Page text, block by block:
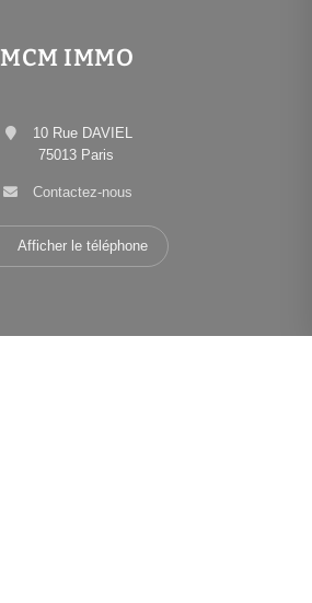
MCM IMMO
10 Rue DAVIEL
75013 Paris
Contactez-nous
Afficher le téléphone